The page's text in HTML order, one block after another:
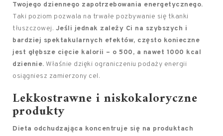
Twojego dziennego zapotrzebowania energetycznego.
Taki poziom pozwala na trwałe pozbywanie się tkanki
tłuszczowej. Jeśli jednak zależy Ci na szybszych i
bardziej spektakularnych efektów, często konieczne
jest głębsze cięcie kalorii – o 500, a nawet 1000 kcal
dziennie. Właśnie dzięki ograniczeniu podaży energii
osiągniesz zamierzony cel.
Lekkostrawne i niskokaloryczne
produkty
Dieta odchudzająca koncentruje się na produktach